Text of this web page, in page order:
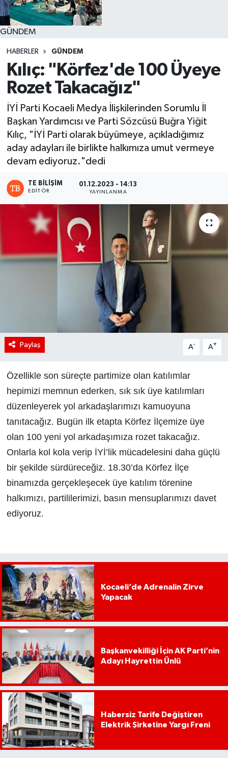
GÜNDEM
HABERLER GÜNDEM
Kılıç: "Körfez'de 100 Üyeye
Rozet Takacağız"
İYİ Parti Kocaeli Medya İlişkilerinden Sorumlu İl
Başkan Yardımcısı ve Parti Sözcüsü Buğra Yiğit
Kılıç, "İYİ Parti olarak büyümeye, açıkladığımız
aday adayları ile birlikte halkımıza umut vermeye
devam ediyoruz."dedi
TE BILIŞIM
EDITÖR
01.12.2023 - 14:13
YAYINLANMA
Paylaş A- A+
Özellikle son süreçte partimize olan katılımlar
hepimizi memnun ederken, sık sık üye katılımları
düzenleyerek yol arkadaşlarımızı kamuoyuna
tanıtacağız. Bugün ilk etapta Körfez İlçemize üye
olan 100 yeni yol arkadaşımıza rozet takacağız.
Onlarla kol kola verip İYİ’lik mücadelesini daha güçlü
bir şekilde sürdüreceğiz. 18.30’da Körfez İlçe
binamızda gerçekleşecek üye katılım törenine
halkımızı, partililerimizi, basın mensuplarımızı davet
ediyoruz.
Kocaeli’de Adrenalin Zirve
Yapacak
Başkanvekilliği İçin AK Parti’nin
Adayı Hayrettin Ünlü
Habersiz Tarife Değiştiren
Elektrik Şirketine Yargı Freni